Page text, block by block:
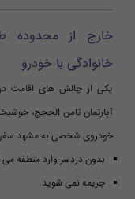
خارج از محدوده
خانوادگی با خودرو
یکی از چالش های اقامت
آپارتمان ثامن الحجج،
خودروی شخصی به مشهد سفر
بدون دردسر وارد منطقه
جریمه نمی شوید